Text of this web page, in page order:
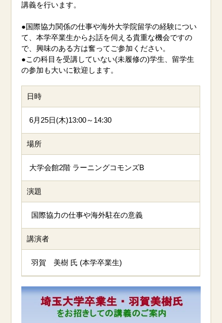
講義を行います。
●国際協力関係の仕事や海外大学院留学の経験につい
て、本学卒業生からお話を伺える貴重な機会ですの
で、興味のある方は奮ってご参加ください。
●この科目を受講していない(未履修の)学生、留学生
の参加も大いに歓迎します。
日時
6月25日(木)13:00～14:30
場所
大学会館2階 ラーニングコモンズB
演題
国際協力の仕事や海外駐在の意義
講演者
羽賀 美樹 氏 (本学卒業生)